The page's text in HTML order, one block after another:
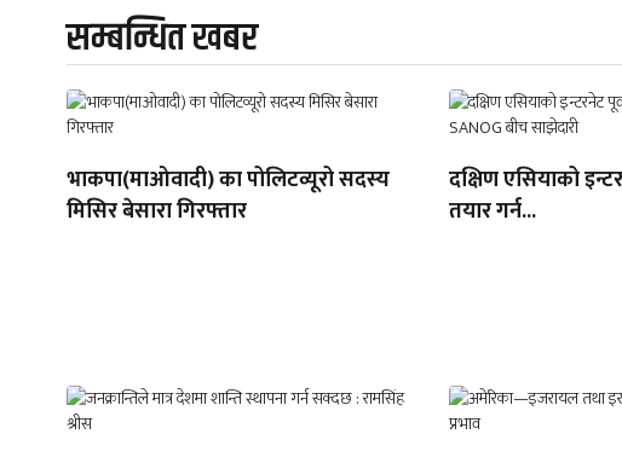
सम्बन्धित खबर
भाकपा(माओवादी) का पोलिटव्यूरो सदस्य
मिसिर बेसारा गिरफ्तार
दक्षिण एसियाको
तयार गर्न...